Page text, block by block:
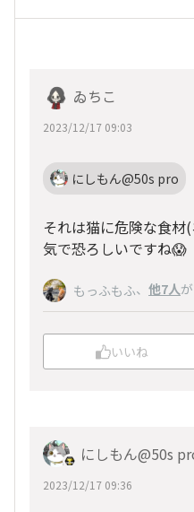
ゐちこ
2023/12/17 09:03
にしもん@50s pro
それは猫に危険な食
気で恐ろしいですね😱
もっふもふ、 他7人
いいね
にしもん@50s
2023/12/17 09:36